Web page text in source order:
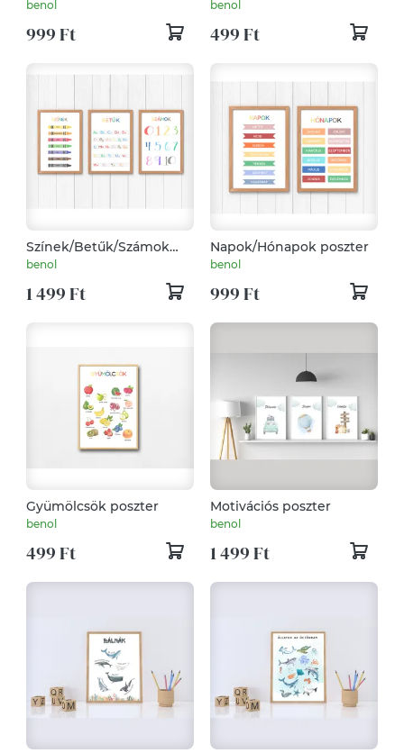
benol
999 Ft
benol
499 Ft
Színek/Betűk/Számok
poszter
benol
1 499 Ft
Napok/Hónapok poszter
benol
999 Ft
Gyümölcsök poszter
benol
499 Ft
Motivációs poszter
benol
1 499 Ft